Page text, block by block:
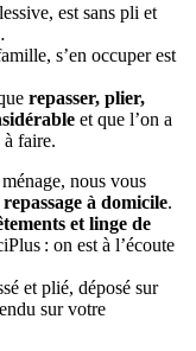
est sans pli et
s’en occuper est
repasser, plier,
et que l’on a
à faire.
nous vous
à domicile.
et linge de
: on est à l’écoute
et plié, déposé sur
sur votre